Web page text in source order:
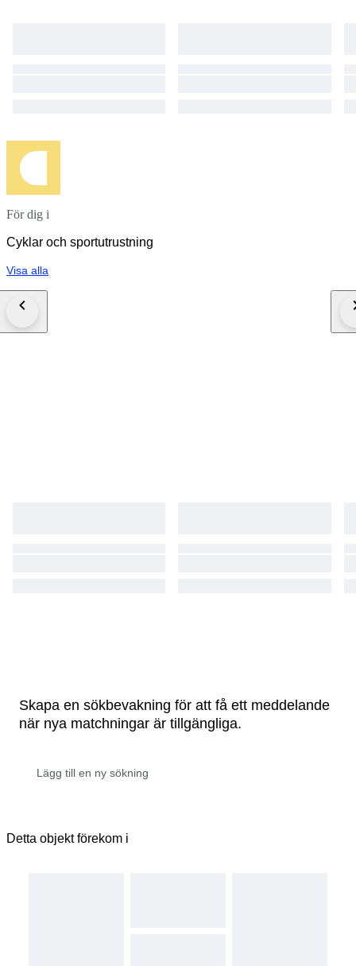
För dig i
Cyklar och sportutrustning
Visa alla
Skapa en sökbevakning för att få ett meddelande
när nya matchningar är tillgängliga.
Detta objekt förekom i